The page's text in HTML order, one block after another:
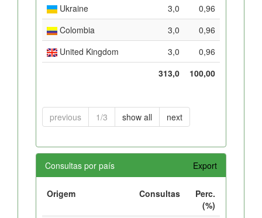
Ukraine
3,0
0,96
Colombia
3,0
0,96
United Kingdom
3,0
0,96
313,0
100,00
previous 1/3 show all next
Consultas por país Export
Origem Consultas
Perc.
(%)